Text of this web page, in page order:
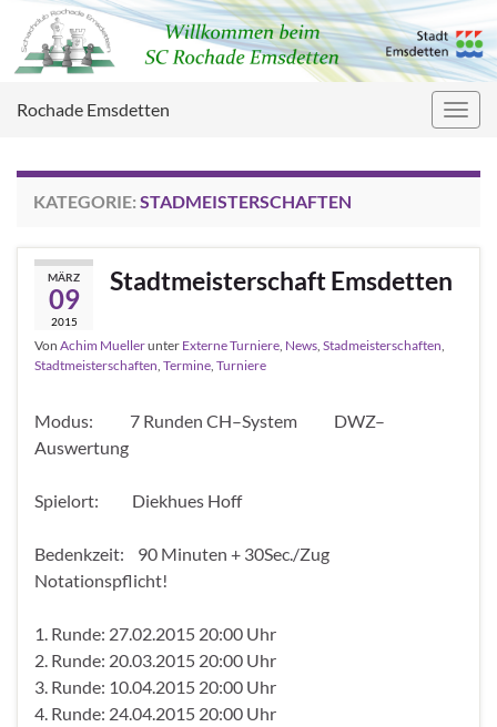
Rochade Emsdetten
KATEGORIE: STADMEISTERSCHAFTEN
MÄRZ
09
2015
Stadtmeisterschaft Emsdetten
Von Achim Muellerunter Externe Turniere News Stadmeisterschaften
Stadtmeisterschaften Termine Turniere
Modus: 7 Runden CH–System DWZ–
Auswertung
Spielort: Diekhues Hoff
Bedenkzeit: 90 Minuten + 30Sec./Zug
Notationspflicht!
1. Runde: 27.02.2015 20:00 Uhr
2. Runde: 20.03.2015 20:00 Uhr
3. Runde: 10.04.2015 20:00 Uhr
4. Runde: 24.04.2015 20:00 Uhr